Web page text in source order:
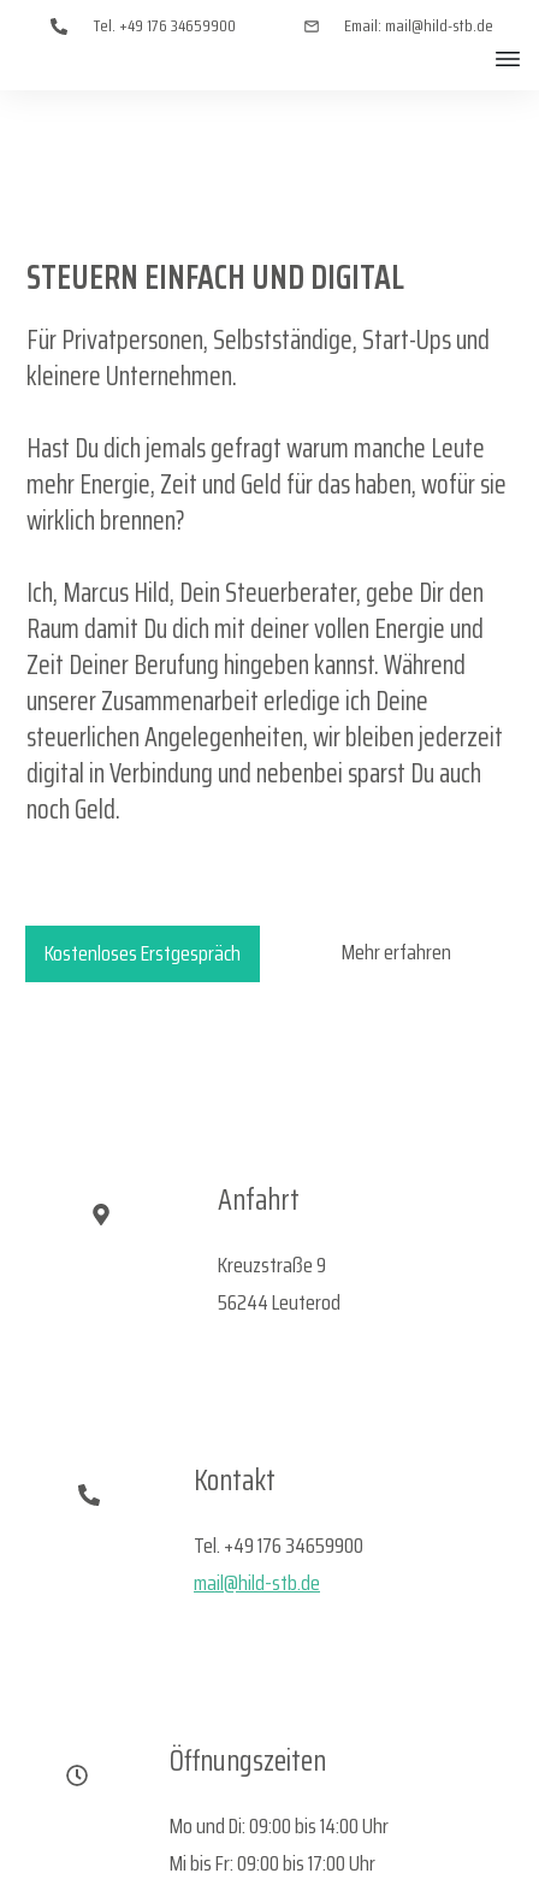
Tel. +49 176 34659900‬ Email: mail@hild-stb.de
STEUERN EINFACH UND DIGITAL
Für Privatpersonen, Selbstständige,Start-Ups und
kleinere Unternehmen.
Hast Du dich jemals gefragt warum manche Leute
mehr Energie, Zeit und Geld für das haben, wofür sie
wirklich brennen?
Ich, Marcus Hild, DeinSteuerberater, gebe Dir den
Raum damit Du dich mit deiner vollen Energie und
Zeit Deiner Berufung hingeben kannst. Während
unserer Zusammenarbeit erledige ich Deine
steuerlichen Angelegenheiten, wir bleiben jederzeit
digital in Verbindung und nebenbei sparst Du auch
noch Geld.
Kostenloses Erstgespräch Mehr erfahren
Anfahrt
Kreuzstraße 9
56244 Leuterod
Kontakt
Tel. +49 176 34659900‬
mail@hild-stb.de
Öffnungszeiten
Mo und Di: 09:00 bis 14:00 Uhr
Mi bis Fr: 09:00 bis 17:00 Uhr